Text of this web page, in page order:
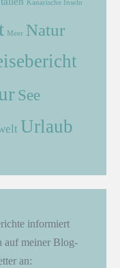
Kanarische Inseln
Meer Natur
See
Urlaub
informiert
auf meiner Blog-
an: